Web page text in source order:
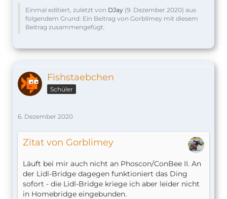
Einmal editiert, zuletzt von DJay (9. Dezember 2020) aus
folgendem Grund: Ein Beitrag von Gorblimey mit diesem
Beitrag zusammengefügt.
Fishstaebchen
Schüler
6. Dezember 2020
Zitat von Gorblimey
Läuft bei mir auch nicht an Phoscon/ConBee II. An
der Lidl-Bridge dagegen funktioniert das Ding
sofort - die Lidl-Bridge kriege ich aber leider nicht
in Homebridge eingebunden.